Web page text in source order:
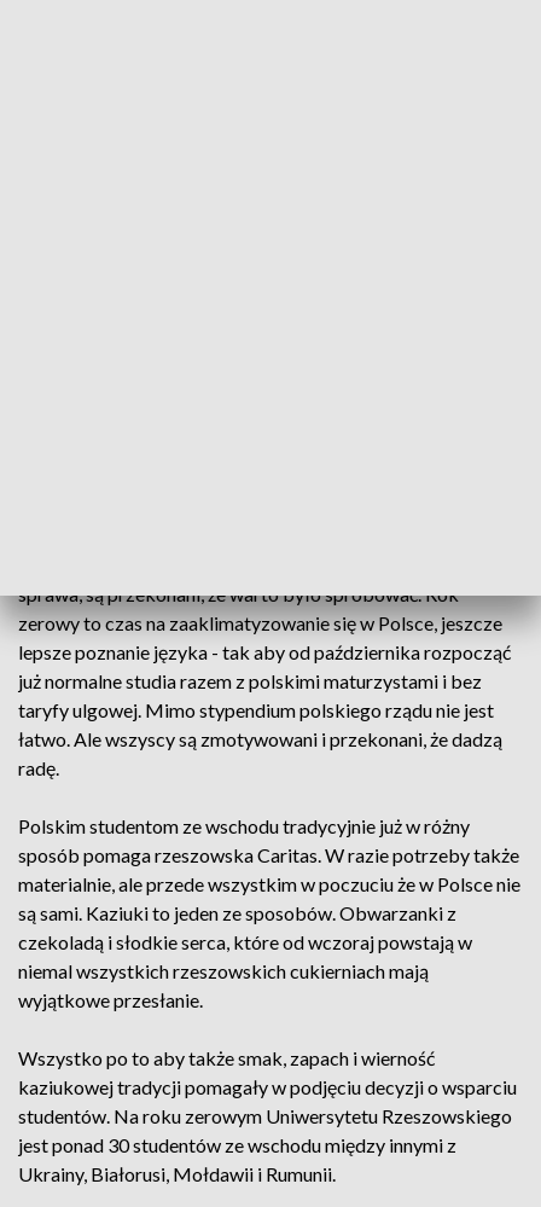
sprawa, są przekonani, że warto było spróbować. Rok
zerowy to czas na zaaklimatyzowanie się w Polsce, jeszcze
lepsze poznanie języka - tak aby od października rozpocząć
już normalne studia razem z polskimi maturzystami i bez
taryfy ulgowej. Mimo stypendium polskiego rządu nie jest
łatwo. Ale wszyscy są zmotywowani i przekonani, że dadzą
radę.
Polskim studentom ze wschodu tradycyjnie już w różny
sposób pomaga rzeszowska Caritas. W razie potrzeby także
materialnie, ale przede wszystkim w poczuciu że w Polsce nie
są sami. Kaziuki to jeden ze sposobów. Obwarzanki z
czekoladą i słodkie serca, które od wczoraj powstają w
niemal wszystkich rzeszowskich cukierniach mają
wyjątkowe przesłanie.
Wszystko po to aby także smak, zapach i wierność
kaziukowej tradycji pomagały w podjęciu decyzji o wsparciu
studentów. Na roku zerowym Uniwersytetu Rzeszowskiego
jest ponad 30 studentów ze wschodu między innymi z
Ukrainy, Białorusi, Mołdawii i Rumunii.